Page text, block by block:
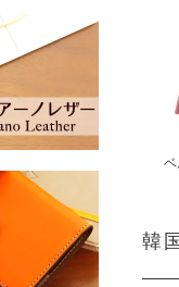
ベ
韓